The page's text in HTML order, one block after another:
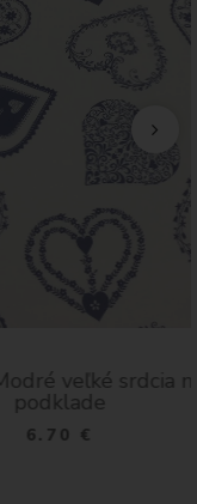
na bielom